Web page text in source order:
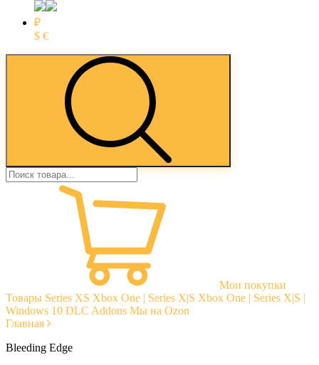
₽
$ €
Мои покупки
Товары Series XS Xbox One | Series X|S Xbox One | Series X|S |
Windows 10 DLC Addons Мы на Ozon
Главная
Bleeding Edge